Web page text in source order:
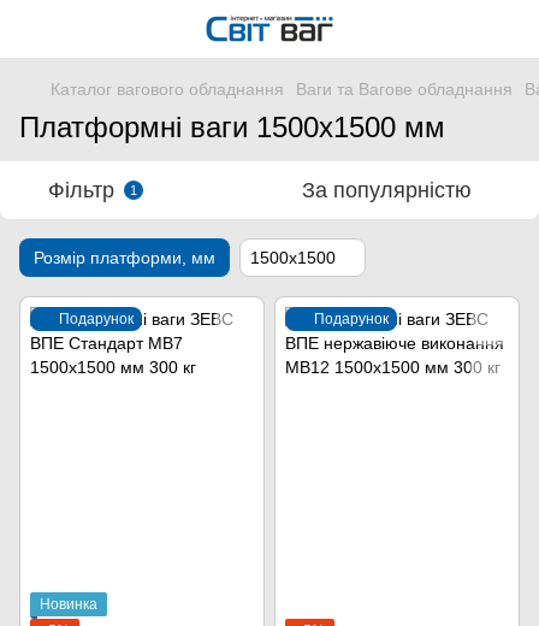
Каталог вагового обладнання Ваги та Вагове обладнання
Платформні ваги 1500х1500 мм
Фільтр 1 За популярністю
Розмір платформи, мм 1500x1500
Подарунок
Новинка
Подарунок